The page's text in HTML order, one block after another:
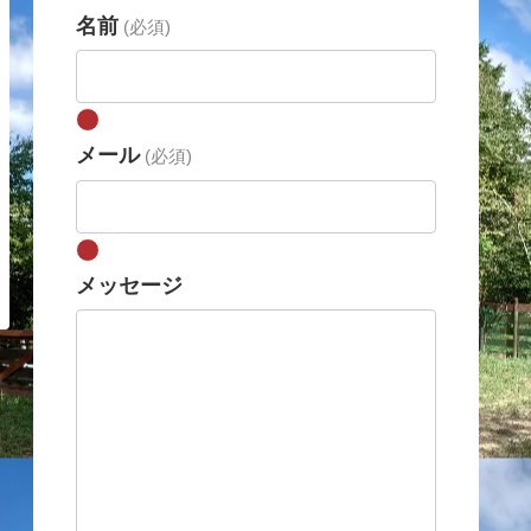
名前 (必須)
メール (必須)
メッセージ